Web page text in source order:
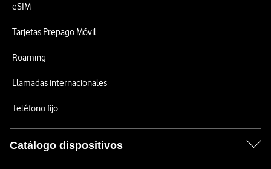
eSIM
Tarjetas Prepago Móvil
Roaming
Llamadas internacionales
Teléfono fijo
Catálogo dispositivos